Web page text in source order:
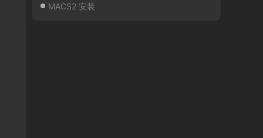
MACS2 安装